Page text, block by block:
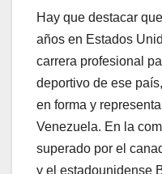
Hay que destacar
años en Estados
carrera profesional
deportivo de ese
en forma y
Venezuela. En la
superado por el
y el estadounidense